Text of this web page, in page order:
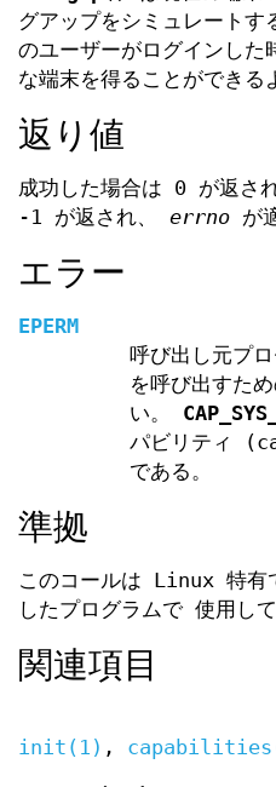
グアップをシミュレートす
のユーザーがログインし
な端末を得ることができる
返り値
成功した場合は 0 が返さ
-1 が返され、 errno が
エラー
EPERM
呼び出し元プ
を呼び出すた
い。
パビリティ
である。
準拠
このコールは Linux 特有
したプログラムで 使用して
関連項目
init(1) ,